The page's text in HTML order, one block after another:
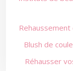
Blush de
Réhausser